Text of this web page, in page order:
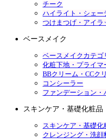
チーク
ハイライト・シェー
つけまつげ・アイラ
ベースメイク
ベースメイクカテゴ
化粧下地・プライマ
BBクリーム・CCク
コンシーラー
ファンデーション・
スキンケア・基礎化粧品
スキンケア・基礎
クレンジング・洗顔